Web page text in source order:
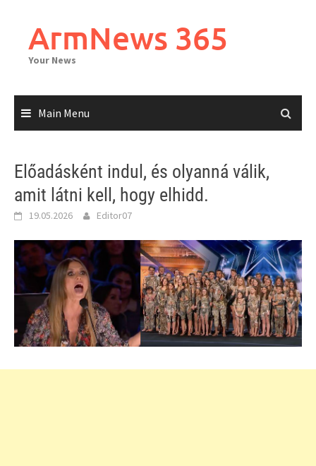
contentArmNews 365
Your News
Main Menu
Előadásként indul, és olyanná válik,
amit látni kell, hogy elhidd.
19.05.2026 Editor07